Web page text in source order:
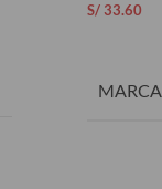
S/ 33.60
MARCA